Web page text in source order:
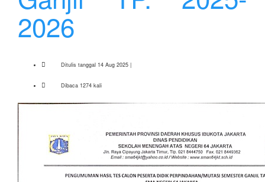
2026
Ditulis tanggal 14 Aug 2025 |
Dibaca 1274 kali